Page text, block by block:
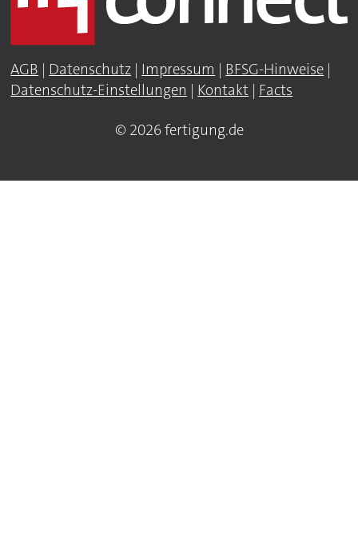
AGB | Datenschutz | Impressum | BFSG-Hinweise |
Datenschutz-Einstellungen | Kontakt | Facts
© 2026 fertigung.de